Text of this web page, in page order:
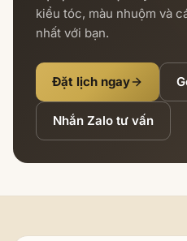
kiểu tóc, màu nhuộm và
nhất với bạn.
Đặt lịch ngay
Nhắn Zalo tư vấn